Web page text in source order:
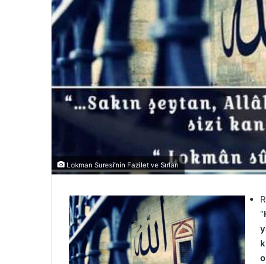
Lokman Suresi’nin Fazilet ve Sırları
“